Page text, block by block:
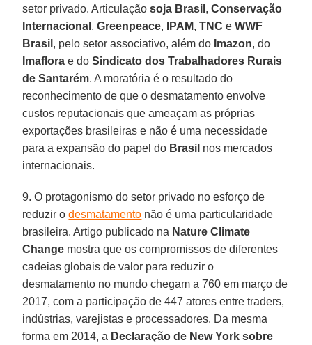
setor privado. Articulaçãosoja Brasil ,Conservação
Internacional ,Greenpeace, IPAM,TNC eWWF
Brasil , pelo setor associativo, além do Imazon, do
Imaflora e doSindicato dos Trabalhadores Rurais
de Santarém. A moratória é o resultado do
reconhecimento de que o desmatamento envolve
custos reputacionais que ameaçam as próprias
exportações brasileiras e não é uma necessidade
para a expansão do papel do Brasil nos mercados
internacionais.
9. O protagonismo do setor privado no esforço de
reduzir odesmatamento não é uma particularidade
brasileira. Artigo publicado na Nature Climate
Change mostra que os compromissos de diferentes
cadeias globais de valor para reduzir o
desmatamento no mundo chegam a 760 em março de
2017, com a participação de 447 atores entre traders,
indústrias, varejistas e processadores. Da mesma
forma em 2014, a Declaração de New York sobre